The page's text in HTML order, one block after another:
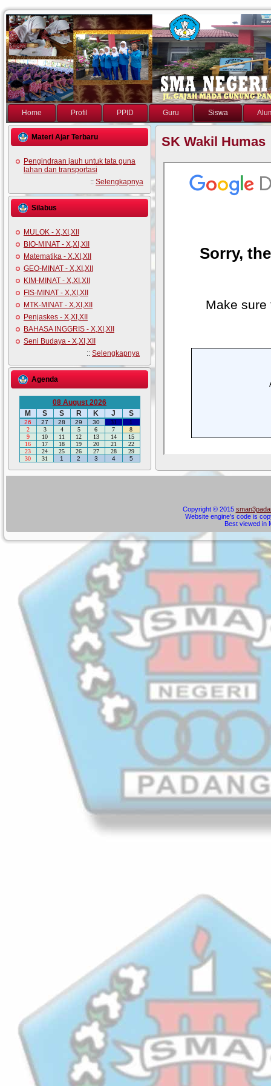
Home Profil PPID Guru Siswa
Materi Ajar Terbaru
Pengindraan jauh untuk tata guna
lahan dan transportasi
:: Selengkapnya
Silabus
MULOK - X,XI,XII
BIO-MINAT - X,XI,XII
Matematika - X,XI,XII
GEO-MINAT - X,XI,XII
KIM-MINAT - X,XI,XII
FIS-MINAT - X,XI,XII
MTK-MINAT - X,XI,XII
Penjaskes - X,XI,XII
BAHASA INGGRIS - X,XI,XII
Seni Budaya - X,XI,XII
:: Selengkapnya
Agenda
08 August 2026
M
S S R K J S
26 27 28 29 30 31
1
2
3 4 5 6 7
8
9
10 11 12 13 14
15
16
17 18 19 20 21
22
23
24 25 26 27 28
29
30
31 1 2 3 4 5
SK Wakil Humas
Copyright © 2015
Website engine's code is
Best viewed in